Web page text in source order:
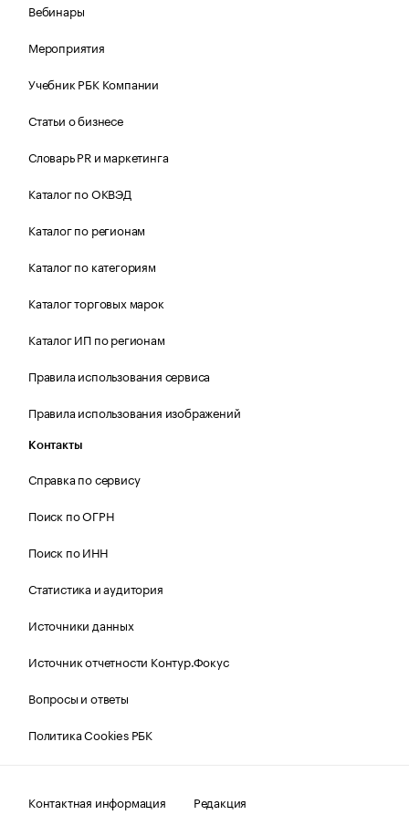
Вебинары
Мероприятия
Учебник РБК Компании
Статьи о бизнесе
Словарь PR и маркетинга
Каталог по ОКВЭД
Каталог по регионам
Каталог по категориям
Каталог торговых марок
Каталог ИП по регионам
Правила использования сервиса
Правила использования изображений
Контакты
Справка по сервису
Поиск по ОГРН
Поиск по ИНН
Статистика и аудитория
Источники данных
Источник отчетности Контур.Фокус
Вопросы и ответы
Политика Cookies РБК
Контактная информация Редакция